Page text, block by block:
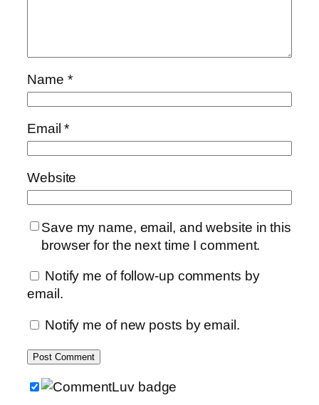
Name *
Email*
Website
Save my name, email, and website in this
browser for the next time I comment.
Notify me of follow-up comments by
email.
Notify me of new posts by email.